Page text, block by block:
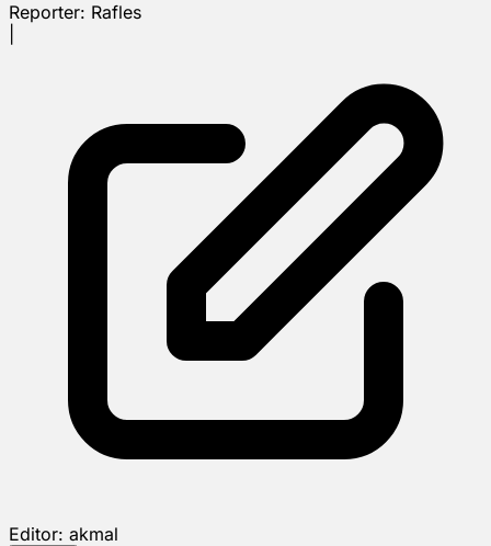
Reporter: Rafles
Editor: akmal